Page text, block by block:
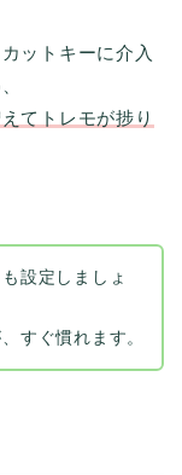
ットキーに介入
てトレモが捗り
設定しましょ
すぐ慣れます。